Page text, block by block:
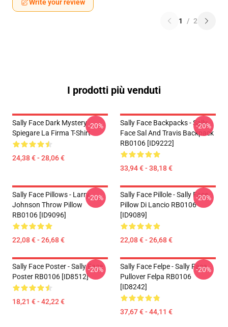
Write your review
1 / 2
I prodotti più venduti
Sally Face Dark Mystery
Spiegare La Firma T-Shirt
24,38 € - 28,06 €
-20%
Sally Face Backpacks - Sally
Face Sal And Travis Backpack
RB0106 [ID9222]
33,94 € - 38,18 €
-20%
Sally Face Pillows - Larry
Johnson Throw Pillow
RB0106 [ID9096]
22,08 € - 26,68 €
-20%
Sally Face Pillole - Sally Face
Pillow Di Lancio RB0106
[ID9089]
22,08 € - 26,68 €
-20%
Sally Face Poster - Sally Face
Poster RB0106 [ID8512]
18,21 € - 42,22 €
-20%
Sally Face Felpe - Sally Face
Pullover Felpa RB0106
[ID8242]
37,67 € - 44,11 €
-20%